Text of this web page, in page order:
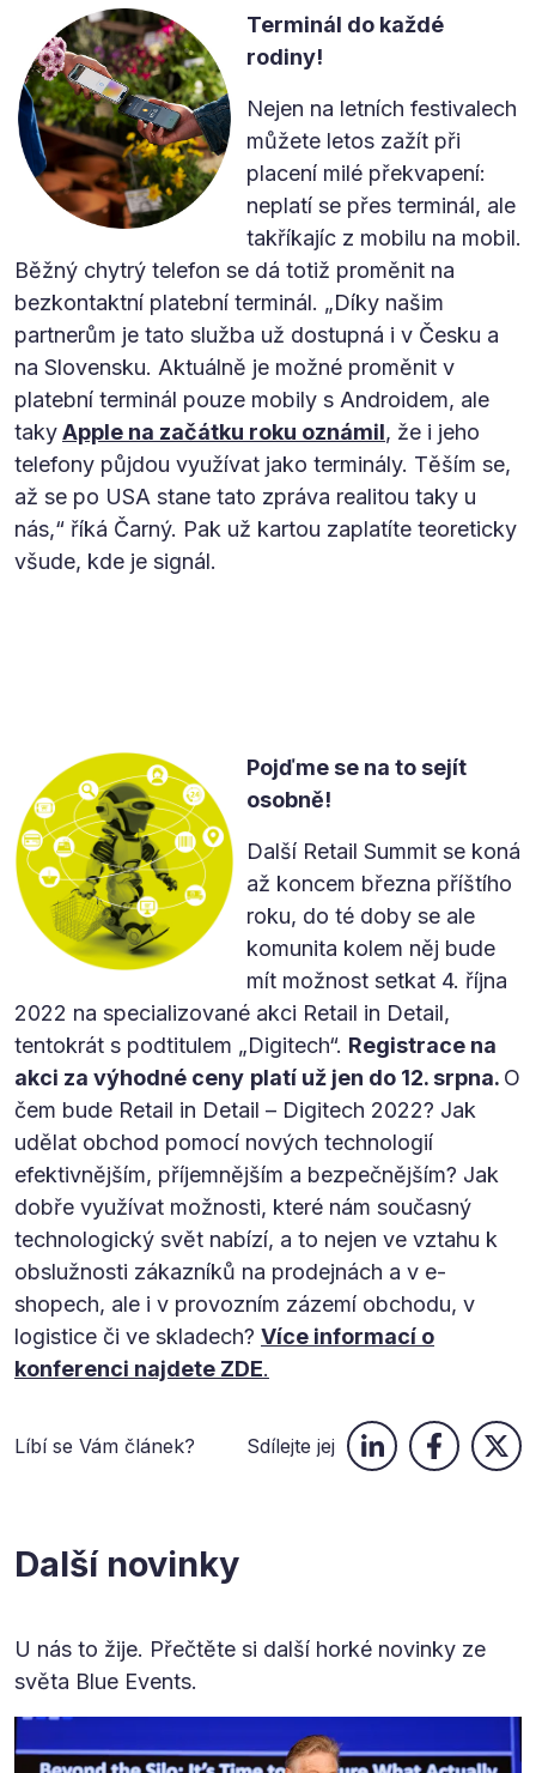
Terminál do každé
rodiny!
Nejen na letních festivalech
můžete letos zažít při
placení milé překvapení:
neplatí se přes terminál, ale
takříkajíc z mobilu na mobil.
Běžný chytrý telefon se dá totiž proměnit na
bezkontaktní platební terminál. „Díky našim
partnerům je tato služba už dostupná i v Česku a
na Slovensku. Aktuálně je možné proměnit v
platební terminál pouze mobily s Androidem, ale
takyApple na začátku roku oznámil, že i jeho
telefony půjdou využívat jako terminály. Těším se,
až se po USA stane tato zpráva realitou taky u
nás,“ říká Čarný. Pak už kartou zaplatíte teoreticky
všude, kde je signál.
Pojďme se na to sejít
osobně!
Další Retail Summit se koná
až koncem března příštího
roku, do té doby se ale
komunita kolem něj bude
mít možnost setkat 4. října
2022 na specializované akci Retail in Detail,
tentokrát s podtitulem „Digitech“. Registrace na
akci za výhodné ceny platí už jen do 12. srpna. O
čem bude Retail in Detail – Digitech 2022? Jak
udělat obchod pomocí nových technologií
efektivnějším, příjemnějším a bezpečnějším? Jak
dobře využívat možnosti, které nám současný
technologický svět nabízí, a to nejen ve vztahu k
obslužnosti zákazníků na prodejnách a v e-
shopech, ale i v provozním zázemí obchodu, v
logistice či ve skladech? Více informací o
konferenci najdete ZDE.
Líbí se Vám článek? Sdílejte jej
Další novinky
U nás to žije. Přečtěte si další horké novinky ze
světa Blue Events.